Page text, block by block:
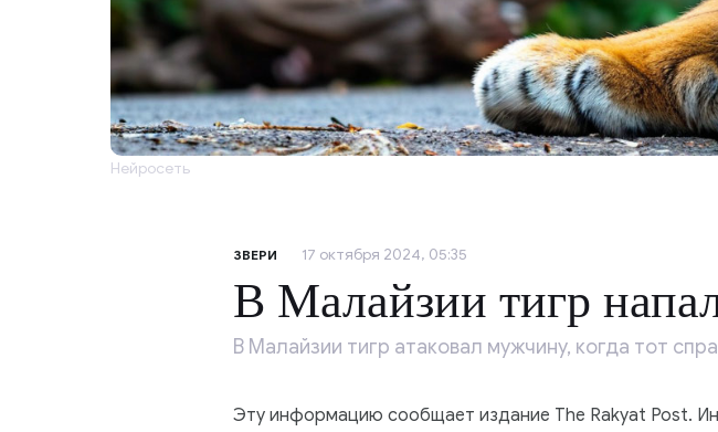
Нейросеть
ЗВЕРИ 17 октября 2024, 05:35
В Малайзии тигр
В Малайзии тигр атаковал мужчину, когда тот
Эту информацию сообщает издание The Rakyat Post.